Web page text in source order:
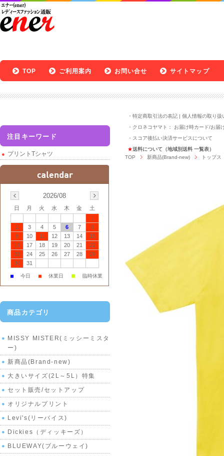
TOP ご利用案内 お問い合せ サイトマップ
・ 特定商取引法の表記 | 個人情報の取り扱
・クロネコヤマト： お届け時カード/お届
・ スコア後払い決済サービスについて
★送料について（地域別送料 一覧表）
TOP
新商品(Brand-new) トップス
注目キーワード
プリントTシャツ
2026/08
日 月 火 水 木 金
土
1
2
3 4 5 6 7
8
9
10 11 12 13 14
15
16
17 18 19 20 21
22
23
24 25 26 27 28
29
30
31
■ 今日 ■ 休業日 ■ 臨時休業
商品カテゴリ
MISSY MISTER(ミッシーミスタ
ー)
新商品(Brand-new)
大きいサイズ(2L～5L）特集
セット販売/セットアップ
オリジナルプリント
Levi's(リーバイス)
Dickies（ディッキーズ）
BLUEWAY(ブルーウェイ)